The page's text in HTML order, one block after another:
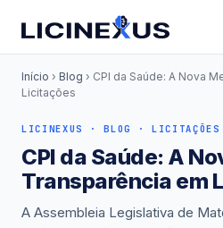
Início › Blog › CPI da Saúde: A Nova
Licitações
LICINEXUS · BLOG · LICITAÇÕES
CPI da Saúde: A
Transparência em
A Assembleia Legislativa de